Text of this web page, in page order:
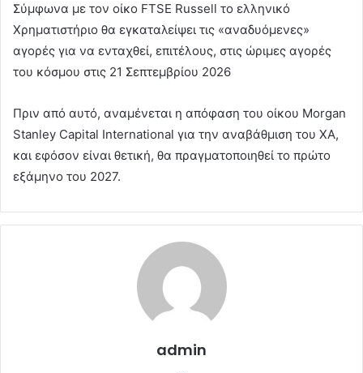
Σύμφωνα με τον οίκο FTSE Russell το ελληνικό
Χρηματιστήριο θα εγκαταλείψει τις «αναδυόμενες»
αγορές για να ενταχθεί, επιτέλους, στις ώριμες αγορές
του κόσμου στις 21 Σεπτεμβρίου 2026
Πριν από αυτό, αναμένεται η απόφαση του οίκου Morgan
Stanley Capital International για την αναβάθμιση του ΧΑ,
και εφόσον είναι θετική, θα πραγματοποιηθεί το πρώτο
εξάμηνο του 2027.
admin